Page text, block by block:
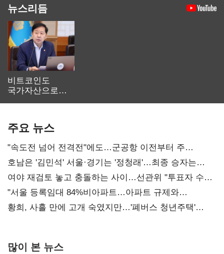
뉴스리듬
비트코인도
국가자산으로…'
주요 뉴스
"속도전 넘어 전격전"에도…군공항 이전부터 주
52시간까지 '뇌관'
호남은 '김민석' 서울·경기는 '정청래'…최종 승자는
'안갯속'
여야 재검토 놓고 충돌하는 사이…선관위 "투표자 수
오차 당연"
"서울 등록임대 84%비아파트…아파트 규제와
달리해야"
황희, 사흘 만에 고개 숙였지만…'폐버스 청년주택'
많이 본 뉴스